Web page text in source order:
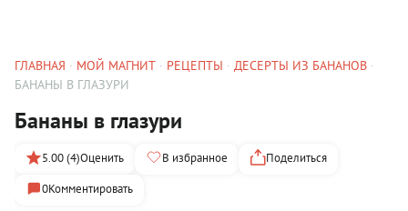
ГЛАВНАЯ МОЙ МАГНИТ РЕЦЕПТЫ
ДЕСЕРТЫ ИЗ БАНАНОВ
БАНАНЫ В ГЛАЗУРИ
Бананы в глазури
5.00 (4)Оценить В избранное
Поделиться
0Комментировать